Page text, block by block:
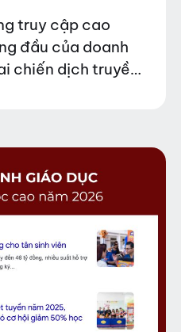
truy cập cao
đầu của doanh
chiến dịch truyền